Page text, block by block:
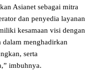
Asianet sebagai mitra
dan penyedia layanan
kesamaan visi dengan
dalam menghadirkan
serta
imbuhnya.